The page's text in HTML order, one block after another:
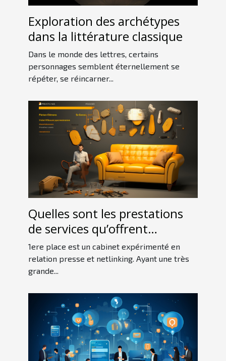
Exploration des archétypes
dans la littérature classique
Dans le monde des lettres, certains
personnages semblent éternellement se
répéter, se réincarner...
Quelles sont les prestations
de services qu’offrent
1erePlace ?
1ere place est un cabinet expérimenté en
relation presse et netlinking. Ayant une très
grande...